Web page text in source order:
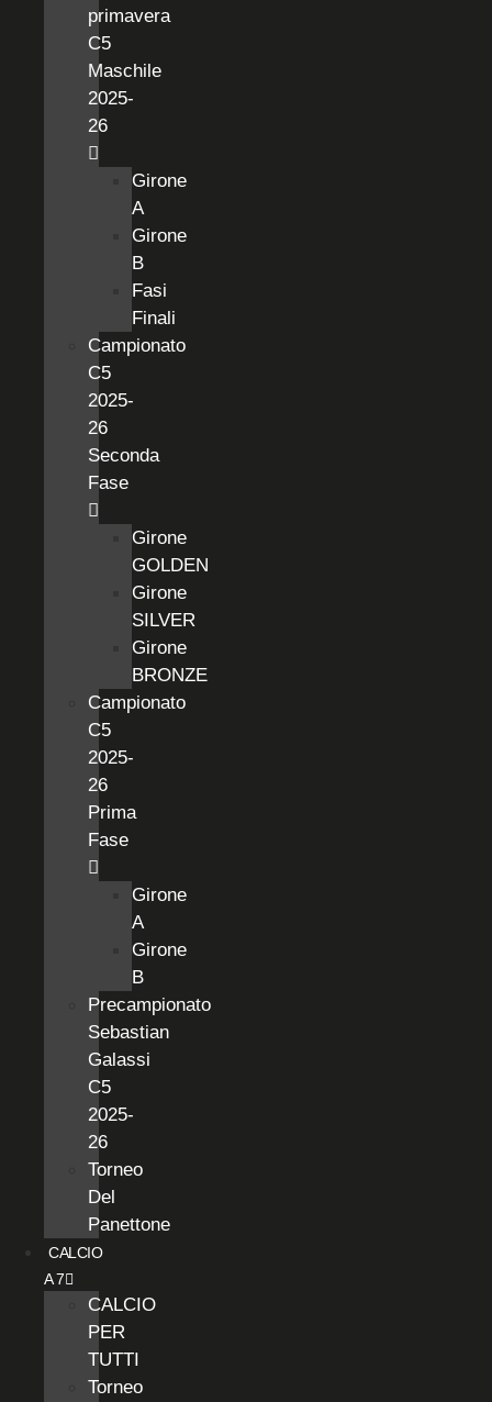
primavera
C5
Maschile
2025-
26
Girone
A
Girone
B
Fasi
Finali
Campionato
C5
2025-
26
Seconda
Fase
Girone
GOLDEN
Girone
SILVER
Girone
BRONZE
Campionato
C5
2025-
26
Prima
Fase
Girone
A
Girone
B
Precampionato
Sebastian
Galassi
C5
2025-
26
Torneo
Del
Panettone
CALCIO
A 7
CALCIO
PER
TUTTI
Torneo